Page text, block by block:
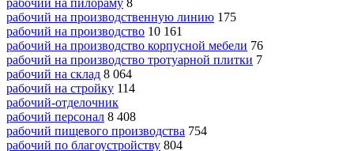
рабочий на производственную линию 175
рабочий на производство 10 161
рабочий на производство корпусной мебели 76
рабочий на производство тротуарной плитки 7
рабочий на склад 8 064
рабочий на стройку 114
рабочий-отделочник
рабочий персонал 8 408
рабочий пищевого производства 754
рабочий по благоустройству 804